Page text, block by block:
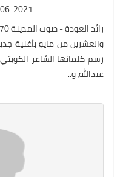
06-06-2021
والعشرين من مايو بأغنية
رسم كلماتها الشاعر
عبدالله، و..